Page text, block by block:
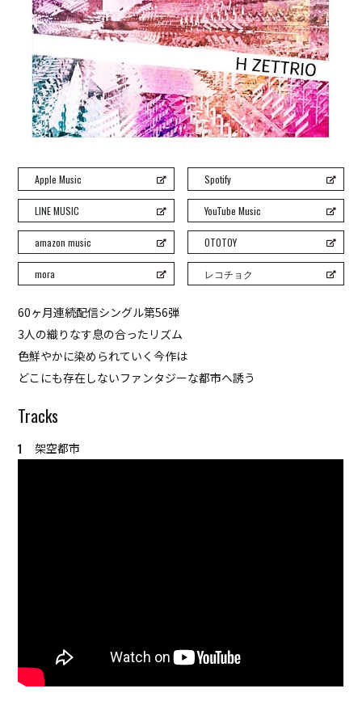
H ZETT M
ROCO
ray.(光)
五条院凌
Rainboy
NEMOTROUBOLTER
Kent Kakitsubata
PE’Z
suzumoku
東京ヒップホップ
COOL DRIVE
pe’zmoku
HOME
ABOUT
ACCESS
60ヶ月連続配信シングル第56弾
3人の織りなす息の合ったリズム
色鮮やかに染められていく今作は
どこにも存在しないファンタジーな都市へ誘う
架空都市
Apple Music Spotify
LINE MUSIC YouTube Music
amazon music OTOTOY
mora レコチョク